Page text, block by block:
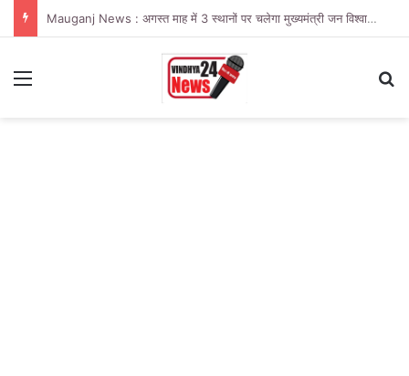
Mauganj News : अगस्त माह में 3 स्थानों पर चलेगा मुख्यमंत्री जन विश्वास अभियान
Menu